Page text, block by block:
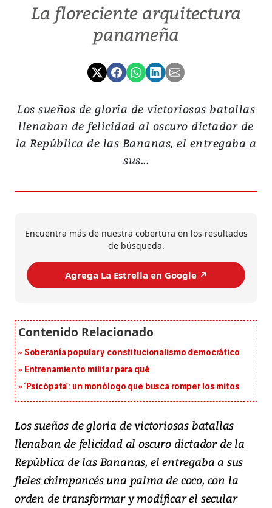
La floreciente arquitectura
panameña
Los sueños de gloria de victoriosas batallas
llenaban de felicidad al oscuro dictador de
la República de las Bananas, el entregaba a
sus...
Encuentra más de nuestra cobertura en los resultados
de búsqueda.
Agrega La Estrella en Google ↗️
Soberanía popular y constitucionalismo democrático
Entrenamiento militar para qué
‘Psicópata’: un monólogo que busca romper los mitos
Los sueños de gloria de victoriosas batallas
llenaban de felicidad al oscuro dictador de la
República de las Bananas, el entregaba a sus
fieles chimpancés una palma de coco, con la
orden de transformar y modificar el secular